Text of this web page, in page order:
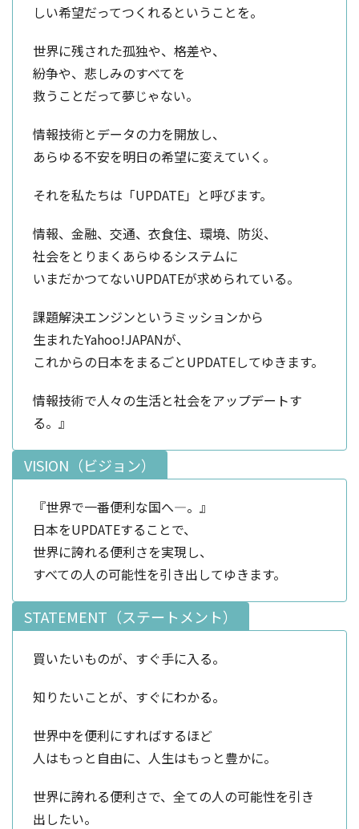
しい希望だってつくれるということを。
世界に残された孤独や、格差や、
紛争や、悲しみのすべてを
救うことだって夢じゃない。
情報技術とデータの力を開放し、
あらゆる不安を明日の希望に変えていく。
それを私たちは「UPDATE」と呼びます。
情報、金融、交通、衣食住、環境、防災、
社会をとりまくあらゆるシステムに
いまだかつてないUPDATEが求められている。
課題解決エンジンというミッションから
生まれたYahoo!JAPANが、
これからの日本をまるごとUPDATEしてゆきます。
情報技術で人々の生活と社会をアップデートす
る。』
VISION（ビジョン）
『世界で一番便利な国へ―。』
日本をUPDATEすることで、
世界に誇れる便利さを実現し、
すべての人の可能性を引き出してゆきます。
STATEMENT（ステートメント）
買いたいものが、すぐ手に入る。
知りたいことが、すぐにわかる。
世界中を便利にすればするほど
人はもっと自由に、人生はもっと豊かに。
世界に誇れる便利さで、全ての人の可能性を引き
出したい。